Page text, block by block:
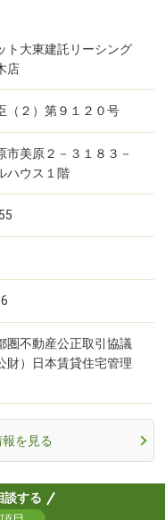
ト大東建託リーシング
店
（２）第９１２０号
市美原２－３１８３－
ハウス１階
圏不動産公正取引協議
財）日本賃貸住宅管理
を見る
談する